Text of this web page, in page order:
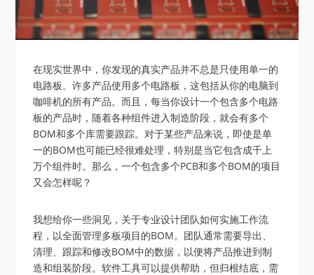
在现实世界中，你发现的真实产品并不总是只使用单一的
电路板。许多产品使用多个电路板，这包括从你的电脑到
咖啡机的所有产品。而且，每当你设计一个包含多个电路
板的产品时，随着各种组件进入制造阶段，就会有多个
BOM和多个库需要跟踪。对于某些产品来说，即使是单
一的BOM也可能已经很难处理，特别是当它包含成千上
万个组件时。那么，一个包含多个PCB和多个BOM的项目
又会怎样呢？
我想给你一些洞见，关于专业设计团队如何实施工作流
程，以全面管理多板项目的BOM。团队通常需要导出、
清理、跟踪和修改BOM中的数据，以便将产品推进到制
造和组装阶段。软件工具可以提供帮助，但归根结底，需